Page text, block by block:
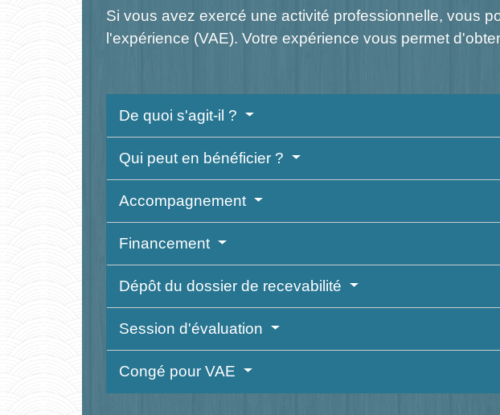
Si vous avez exercé une activité professionnelle, vous
l'expérience (VAE). Votre expérience vous permet
De quoi s'agit-il ?
Qui peut en bénéficier ?
Accompagnement
Financement
Dépôt du dossier de recevabilité
Session d'évaluation
Congé pour VAE